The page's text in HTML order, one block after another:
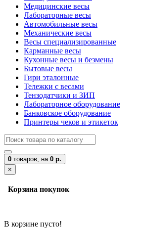
Медицинские весы
Лабораторные весы
Автомобильные весы
Механические весы
Весы специализированные
Карманные весы
Кухонные весы и безмены
Бытовые весы
Гири эталонные
Тележки с весами
Тензодатчики и ЗИП
Лабораторное оборудование
Банковское оборудование
Принтеры чеков и этикеток
0 товаров, на 0 р.
×
Корзина покупок
В корзине пусто!